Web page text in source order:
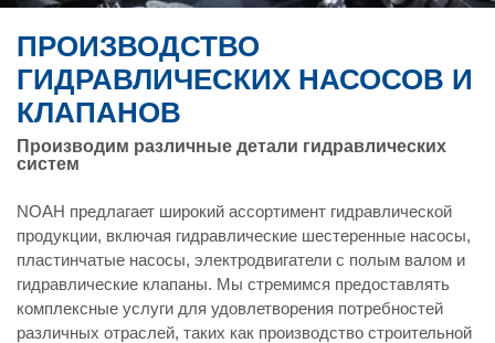
ПРОИЗВОДСТВО
ГИДРАВЛИЧЕСКИХ НАСОСОВ И
КЛАПАНОВ
Производим различные детали гидравлических
систем
NOAH предлагает широкий ассортимент гидравлической
продукции, включая гидравлические шестеренные насосы,
пластинчатые насосы, электродвигатели с полым валом и
гидравлические клапаны. Мы стремимся предоставлять
комплексные услуги для удовлетворения потребностей
различных отраслей, таких как производство строительной